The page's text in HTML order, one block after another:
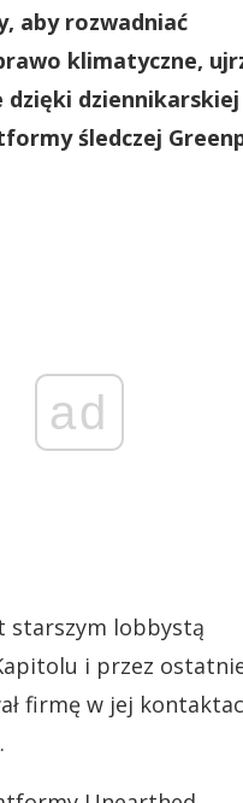
aby rozwadniać
klimatyczne,
dzięki
śledczej
ad
starszym lobbystą
i przez
firmę w jej